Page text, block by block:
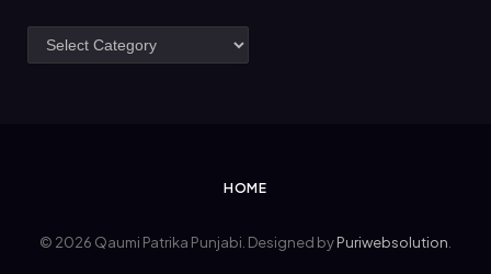
Categories
HOME
© 2026 Qaumi Patrika Punjabi. Designed byPuriwebsolution